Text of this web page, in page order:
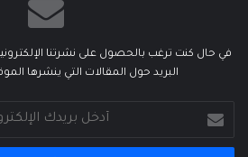
في حال كنت ترغب بالحصول على نشرتنا
البريد حول المقالات التي ينشرها
بريدك
الإلكتروني